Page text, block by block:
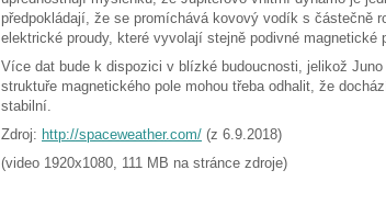
předpokládají, že se promíchává kovový vodík s částečně
elektrické proudy, které vyvolají stejně podivné magnetické
Více dat bude k dispozici v blízké budoucnosti, jelikož
struktuře magnetického pole mohou třeba odhalit, že
stabilní.
Zdroj: http://spaceweather.com/​ (z 6.9.2018)
(video 1920x1080, 111 MB na stránce zdroje)